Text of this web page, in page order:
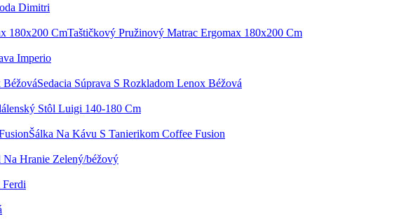
Dimitri
Taštičkový Pružinový Matrac Ergomax 180x200 Cm
Imperio
Sedacia Súprava S Rozkladom Lenox Béžová
Stôl Luigi 140-180 Cm
Šálka Na Kávu S Tanierikom Coffee Fusion
Na Hranie Zelený/béžový